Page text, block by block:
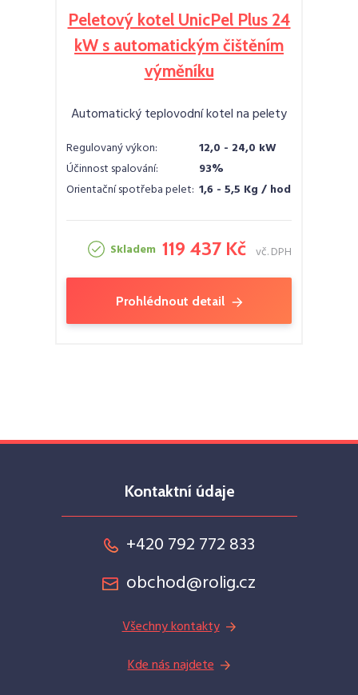
Peletový kotel UnicPel Plus 24
kW s automatickým čištěním
výměníku
Automatický teplovodní kotel na pelety
Regulovaný výkon:
12,0 - 24,0 kW
Účinnost spalování:
93%
Orientační spotřeba pelet: 1,6 - 5,5 Kg / hod
Skladem 119 437 Kč vč. DPH
Prohlédnout detail
Kontaktní údaje
+420 792 772 833
obchod@rolig.cz
Všechny kontakty
Kde nás najdete